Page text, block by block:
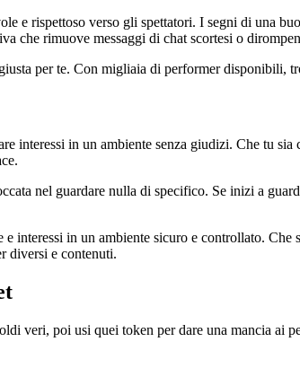
e rispettoso verso gli spettatori. I segni di una
che rimuove messaggi di chat scortesi o
per te. Con migliaia di performer disponibili,
interessi in un ambiente senza giudizi. Che tu
nel guardare nulla di specifico. Se inizi a
interessi in un ambiente sicuro e controllato.
diversi e contenuti.
veri, poi usi quei token per dare una mancia ai